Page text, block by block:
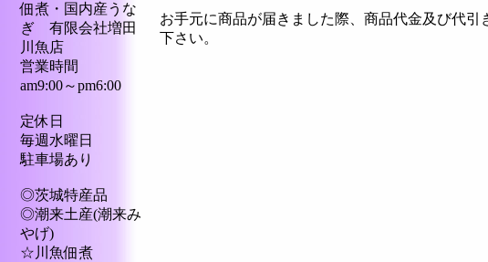
佃煮・国内産うな
ぎ 有限会社増田
川魚店
営業時間
am9:00～pm6:00
定休日
毎週水曜日
駐車場あり
◎茨城特産品
◎潮来土産(潮来み
やげ)
☆川魚佃煮
お手元に商品が届きました際、商品代金及び代
下さい。